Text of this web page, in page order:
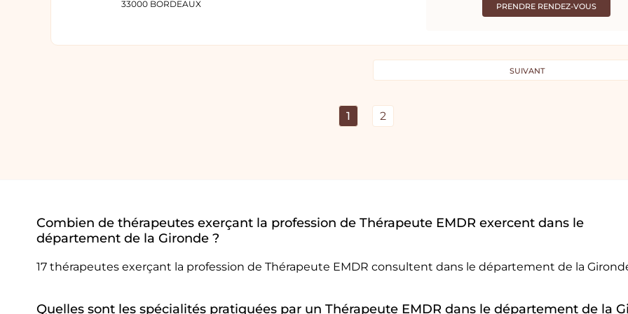
33000 BORDEAUX
PRENDRE RENDEZ-VOUS
SUIVANT
1 2
Combien de thérapeutes exerçant la profession de Thérapeute EMDR exercent dans le
département de la Gironde ?
17 thérapeutes exerçant la profession de Thérapeute EMDR consultent dans le département de la
Quelles sont les spécialités pratiquées par un Thérapeute EMDR dans le département de la